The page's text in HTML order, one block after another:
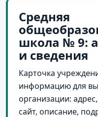
Cредняя
школа № 9:
и сведения
Карточка
информацию для
организации:
сайт, описание,